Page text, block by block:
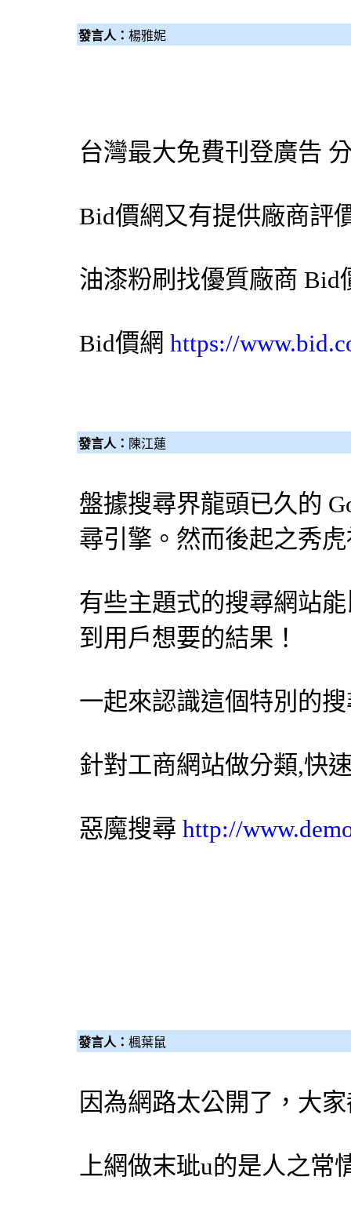
發言人： 楊雅妮
台灣最大免費刊登廣告
Bid價網 又有提供廠商評
油漆粉刷 找優質廠商 Bid
Bid價網 https://
發言人： 陳江蓮
盤據搜尋界龍頭已久的
尋引擎 。然而後起之秀
有些主題式的搜尋網站
到用戶想要的結果！
一起來認識這個特別的
針對工商網站做分類,快
惡魔搜尋 http://
發言人： 楓葉鼠
因為網路太公開了，大
上網做末玼u的是人之常